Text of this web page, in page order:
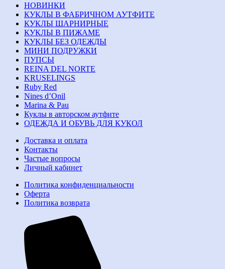
НОВИНКИ
КУКЛЫ В ФАБРИЧНОМ АУТФИТЕ
КУКЛЫ ШАРНИРНЫЕ
КУКЛЫ В ПИЖАМЕ
КУКЛЫ БЕЗ ОДЕЖДЫ
МИНИ ПОДРУЖКИ
ПУПСЫ
REINA DEL NORTE
KRUSELINGS
Ruby Red
Nines d’Onil
Marina & Pau
Куклы в авторском аутфите
ОДЕЖДА И ОБУВЬ ДЛЯ КУКОЛ
Доставка и оплата
Контакты
Частые вопросы
Личный кабинет
Политика конфиденциальности
Оферта
Политика возврата